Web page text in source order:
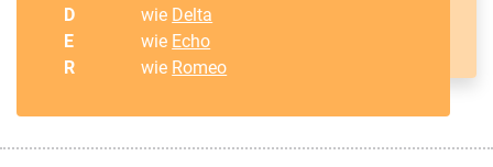
D
wie Delta
E
wie Echo
R
wie Romeo